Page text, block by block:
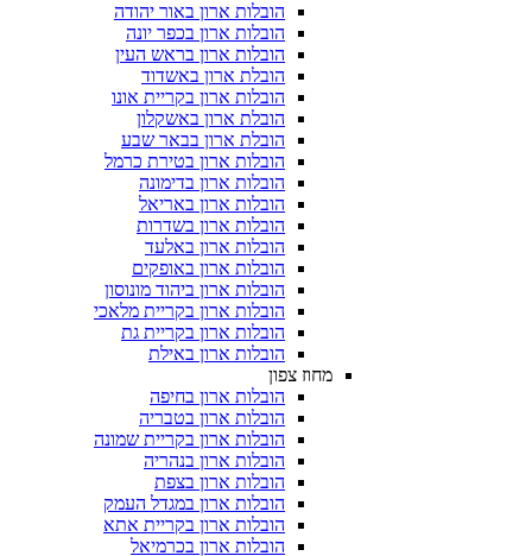
הובלות ארון באור יהודה
הובלות ארון בכפר יונה
הובלות ארון בראש העין
הובלת ארון באשדוד
הובלות ארון בקריית אונו
הובלת ארון באשקלון
הובלת ארון בבאר שבע
הובלות ארון בטירת כרמל
הובלות ארון בדימונה
הובלות ארון באריאל
הובלות ארון בשדרות
הובלות ארון באלעד
הובלות ארון באופקים
הובלות ארון ביהוד מונוסון
הובלות ארון בקריית מלאכי
הובלות ארון בקריית גת
הובלות ארון באילת
הובלות ארון בחיפה
הובלות ארון בטבריה
הובלות ארון בקריית שמונה
הובלות ארון בנהריה
הובלות ארון בצפת
הובלות ארון במגדל העמק
הובלות ארון בקריית אתא
הובלות ארון בכרמיאל